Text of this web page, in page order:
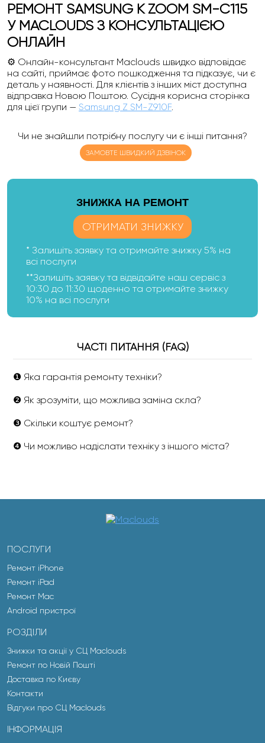
РЕМОНТ SAMSUNG K ZOOM SM-C115
У MACLOUDS З КОНСУЛЬТАЦІЄЮ
ОНЛАЙН
⚙️ Онлайн-консультант Maclouds швидко відповідає
на сайті, приймає фото пошкодження та підказує, чи є
деталь у наявності. Для клієнтів з інших міст доступна
відправка Новою Поштою. Сусідня корисна сторінка
для цієї групи — Samsung Z SM-Z910F.
Чи не знайшли потрібну послугу чи є інші питання?
ЗАМОВТЕ ШВИДКИЙ ДЗВІНОК
ЗНИЖКА НА РЕМОНТ
ОТРИМАТИ ЗНИЖКУ
* Залишіть заявку та отримайте знижку 5% на
всі послуги
**Залишіть заявку та відвідайте наш сервіс з
10:30 до 11:30 щоденно та отримайте знижку
10% на всі послуги
ЧАСТІ ПИТАННЯ (FAQ)
❶ Яка гарантія ремонту техніки?
❷ Як зрозуміти, що можлива заміна скла?
❸ Скільки коштує ремонт?
❹ Чи можливо надіслати техніку з іншого міста?
ПОСЛУГИ
Ремонт iPhone
Ремонт iPad
Ремонт Mac
Android пристрої
РОЗДІЛИ
Знижки та акції у СЦ Maclouds
Ремонт по Новій Пошті
Доставка по Києву
Контакти
Відгуки про СЦ Maclouds
ІНФОРМАЦІЯ